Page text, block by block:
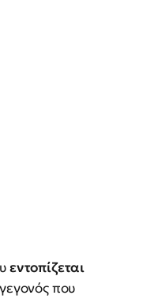
εντοπίζεται
γεγονός που